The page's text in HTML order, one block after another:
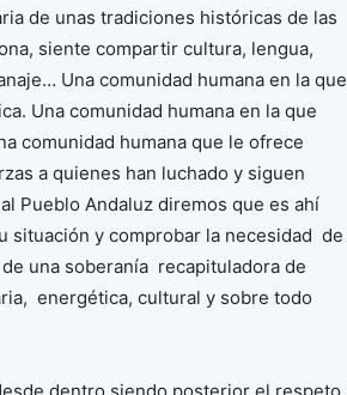
de unas tradiciones históricas de las
siente compartir cultura, lengua,
Una comunidad humana en la que
Una comunidad humana en la que
comunidad humana que le ofrece
a quienes han luchado y siguen
Pueblo Andaluz diremos que es ahí
situación y comprobar la necesidad de
una soberanía recapituladora de
energética, cultural y sobre todo